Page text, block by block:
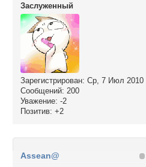
Заслуженный
Зарегистрирован: Ср, 7 Июл 2010
Сообщений: 200
Уважение: -2
Позитив: +2
Assean@